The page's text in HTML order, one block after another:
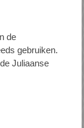
de
gebruiken.
Juliaanse